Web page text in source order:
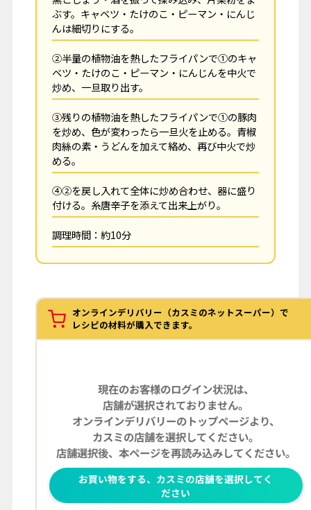
ぶす。キャベツ・たけのこ・ピーマン・にんじ
んは細切りにする。
②半量の植物油を熱したフライパンで①のキャ
ベツ・たけのこ・ピーマン・にんじんを中火で
炒め、一旦取り出す。
③残りの植物油を熱したフライパンで①の豚肉
を炒め、色が変わったら一旦火を止める。青椒
肉絲の素・うどんを加えて絡め、再び中火で炒
める。
④②を戻し入れて全体に炒め合わせ、器に盛り
付ける。糸唐辛子を添えて出来上がり。
調理時間：約10分
オンラインデリバリー（カスミのネットスーパー）で
レシピの材料が購入できます。